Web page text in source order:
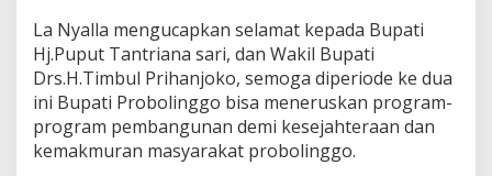
i
n
g
g
o
La Nyalla mengucapkan selamat kepada Bupati
Hj.Puput Tantriana sari, dan Wakil Bupati
Drs.H.Timbul Prihanjoko, semoga diperiode ke dua
ini Bupati Probolinggo bisa meneruskan program-
program pembangunan demi kesejahteraan dan
kemakmuran masyarakat probolinggo.